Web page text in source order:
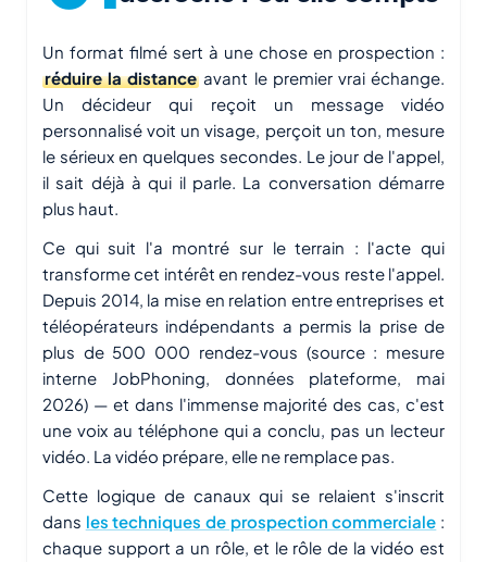
Un format filmé sert à une chose en prospection :
réduire la distanceavant le premier vrai échange.
Un décideur qui reçoit un message vidéo
personnalisé voit un visage, perçoit un ton, mesure
le sérieux en quelques secondes. Le jour de l'appel,
il sait déjà à qui il parle. La conversation démarre
plus haut.
Ce qui suit l'a montré sur le terrain : l'acte qui
transforme cet intérêt en rendez-vous reste l'appel.
Depuis 2014, la mise en relation entre entreprises et
téléopérateurs indépendants a permis la prise de
plus de 500 000 rendez-vous (source : mesure
interne JobPhoning, données plateforme, mai
2026) — et dans l'immense majorité des cas, c'est
une voix au téléphone qui a conclu, pas un lecteur
vidéo. La vidéo prépare, elle ne remplace pas.
Cette logique de canaux qui se relaient s'inscrit
dans les techniques de prospection commerciale :
chaque support a un rôle, et le rôle de la vidéo est